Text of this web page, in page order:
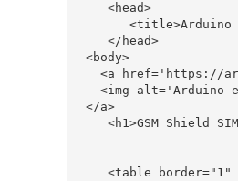
   <head>
<title>Arduino
   </head>
<body>
<a href='https://
<img alt='Arduino
</a>
<h1>GSM Shield
<table border="1"